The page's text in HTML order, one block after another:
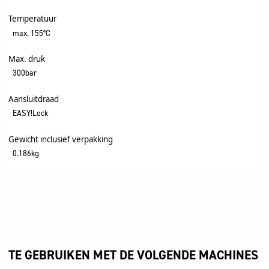
Temperatuur
max. 155°C
Max. druk
300bar
Aansluitdraad
EASY!Lock
Gewicht inclusief verpakking
0.186kg
TE GEBRUIKEN MET DE VOLGENDE MACHINES